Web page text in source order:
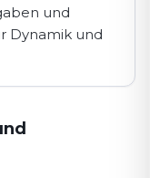
und
Dynamik und